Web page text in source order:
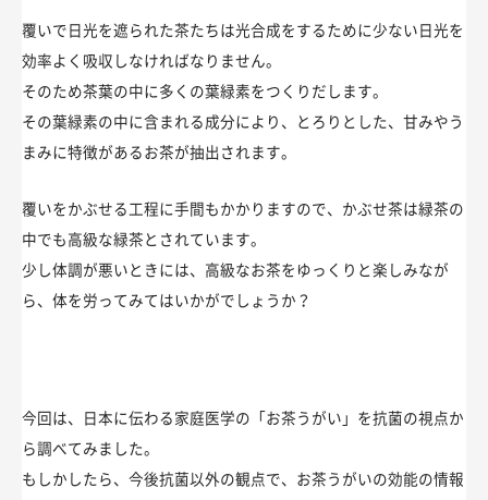
覆いで日光を遮られた茶たちは光合成をするために少ない日光を
効率よく吸収しなければなりません。
そのため茶葉の中に多くの葉緑素をつくりだします。
その葉緑素の中に含まれる成分により、とろりとした、甘みやう
まみに特徴があるお茶が抽出されます。
覆いをかぶせる工程に手間もかかりますので、かぶせ茶は緑茶の
中でも高級な緑茶とされています。
少し体調が悪いときには、高級なお茶をゆっくりと楽しみなが
ら、体を労ってみてはいかがでしょうか？
今回は、日本に伝わる家庭医学の「お茶うがい」を抗菌の視点か
ら調べてみました。
もしかしたら、今後抗菌以外の観点で、お茶うがいの効能の情報